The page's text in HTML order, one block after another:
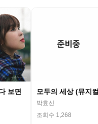
보면 모두의 세상 (뮤지컬
박효신
조회수 1,268